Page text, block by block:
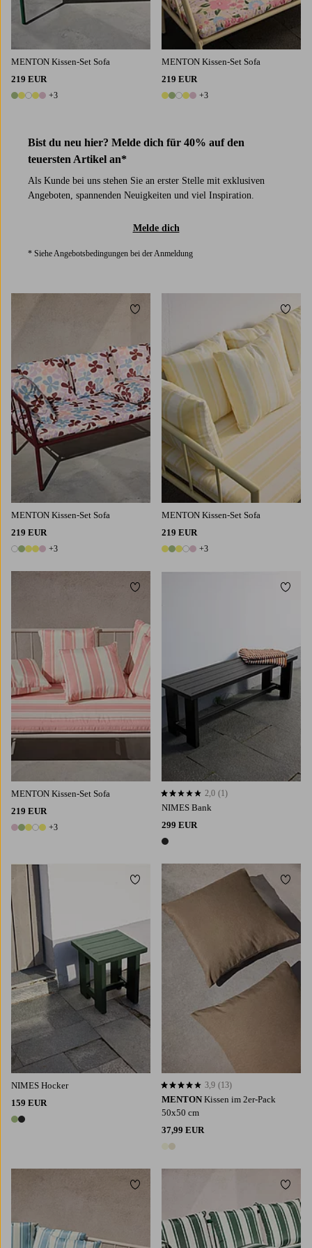
MENTON Kissen-Set Sofa
219 EUR
8 Farben
+3
MENTON Kissen-Set Sofa
219 EUR
8 Farben
+3
Bist du neu hier? Melde dich für 40% auf den
teuersten Artikel an*
Als Kunde bei uns stehen Sie an erster Stelle mit exklusiven
Angeboten, spannenden Neuigkeiten und viel Inspiration.
Melde dich
* Siehe Angebotsbedingungen bei der Anmeldung
MENTON Kissen-Set Sofa
219 EUR
8 Farben
+3
Zu Favoriten hinzufügen
MENTON Kissen-Set Sofa
219 EUR
8 Farben
+3
Zu
MENTON Kissen-Set Sofa
219 EUR
8 Farben
+3
Zu Favoriten hinzufügen
NIMES Bank
299 EUR
1 Farbe
2,0 basierend auf 1 Bewertungen
2,0 (1)
Zu
NIMES Hocker
159 EUR
2 Farben
Zu Favoriten hinzufügen
MENTON Kissen im 2er-Pack
50x50 cm
37,99 EUR
2 Farben
3,9 basierend auf 13 Bewertungen
3,9 (13)
Zu
Zu Favoriten hinzufügen Zu